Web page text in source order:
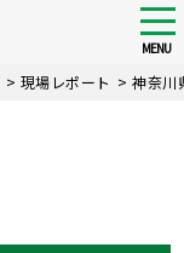
MENU
> 現場レポート >神奈川